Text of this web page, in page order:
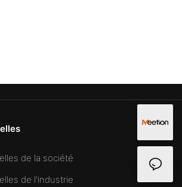
de la société
de l'industrie